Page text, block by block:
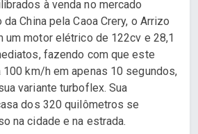
à venda no mercado
China pela Caoa Crery, o Arrizo
um motor elétrico de 122cv e 28,1
fazendo com que este
100 km/h em apenas 10 segundos,
variante turboflex. Sua
dos 320 quilômetros se
na cidade e na estrada.